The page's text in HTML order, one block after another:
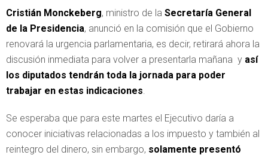
Cristián Monckeberg, ministro de la Secretaría General
de la Presidencia, anunció en la comisión que el Gobierno
renovará la urgencia parlamentaria, es decir, retirará ahora la
discusión inmediata para volver a presentarla mañana y así
los diputados tendrán toda la jornada para poder
trabajar en estas indicaciones
Se esperaba que para este martes el Ejecutivo daría a
conocer iniciativas relacionadas a los impuesto y también al
reintegro del dinero, sin embargo, solamente presentó